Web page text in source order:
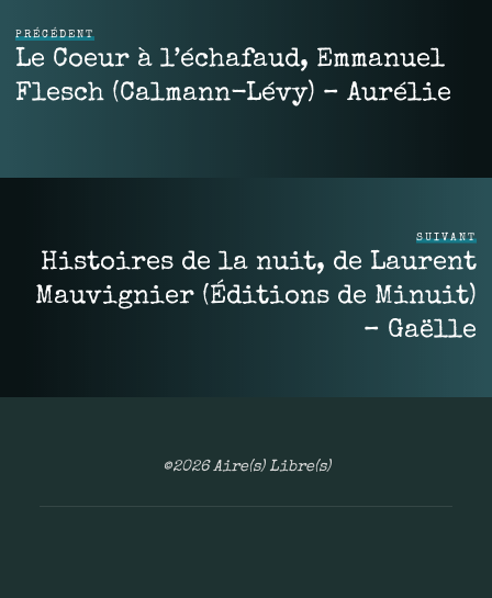
PRÉCÉDENT
Le Coeur à l’échafaud, Emmanuel
Flesch (Calmann-Lévy) – Aurélie
SUIVANT
Histoires de la nuit, de Laurent
Mauvignier (Éditions de Minuit)
– Gaëlle
©2026 Aire(s) Libre(s)